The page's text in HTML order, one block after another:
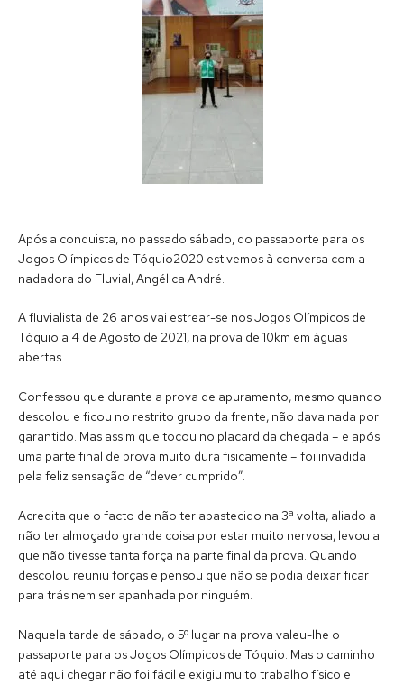
Após a conquista, no passado sábado, do passaporte para os
Jogos Olímpicos de Tóquio2020 estivemos à conversa com a
nadadora do Fluvial, Angélica André.
A fluvialista de 26 anos vai estrear-se nos Jogos Olímpicos de
Tóquio a 4 de Agosto de 2021, na prova de 10km em águas
abertas.
Confessou que durante a prova de apuramento, mesmo quando
descolou e ficou no restrito grupo da frente, não dava nada por
garantido. Mas assim que tocou no placard da chegada – e após
uma parte final de prova muito dura fisicamente – foi invadida
pela feliz sensação de “dever cumprido”.
Acredita que o facto de não ter abastecido na 3ª volta, aliado a
não ter almoçado grande coisa por estar muito nervosa, levou a
que não tivesse tanta força na parte final da prova. Quando
descolou reuniu forças e pensou que não se podia deixar ficar
para trás nem ser apanhada por ninguém.
Naquela tarde de sábado, o 5º lugar na prova valeu-lhe o
passaporte para os Jogos Olímpicos de Tóquio. Mas o caminho
até aqui chegar não foi fácil e exigiu muito trabalho físico e